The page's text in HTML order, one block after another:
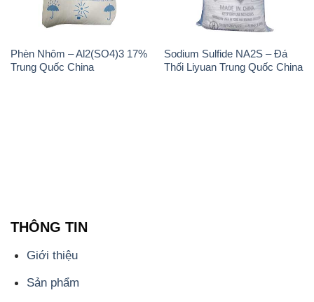
Phèn Nhôm – Al2(SO4)3 17%
Trung Quốc China
Sodium Sulfide NA2S – Đá
Thối Liyuan Trung Quốc China
THÔNG TIN
Giới thiệu
Sản phẩm